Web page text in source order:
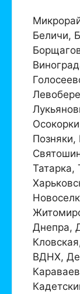
Беличи,
Татарка,
Днепра,
ВДНХ,